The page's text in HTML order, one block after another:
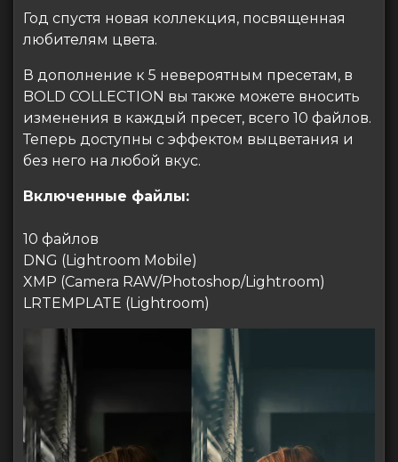
Год спустя новая коллекция, посвященная
любителям цвета.
В дополнение к 5 невероятным пресетам, в
BOLD COLLECTION вы также можете вносить
изменения в каждый пресет, всего 10 файлов.
Теперь доступны с эффектом выцветания и
без него на любой вкус.
Включенные файлы:
10 файлов
DNG (Lightroom Mobile)
XMP (Camera RAW/Photoshop/Lightroom)
LRTEMPLATE (Lightroom)